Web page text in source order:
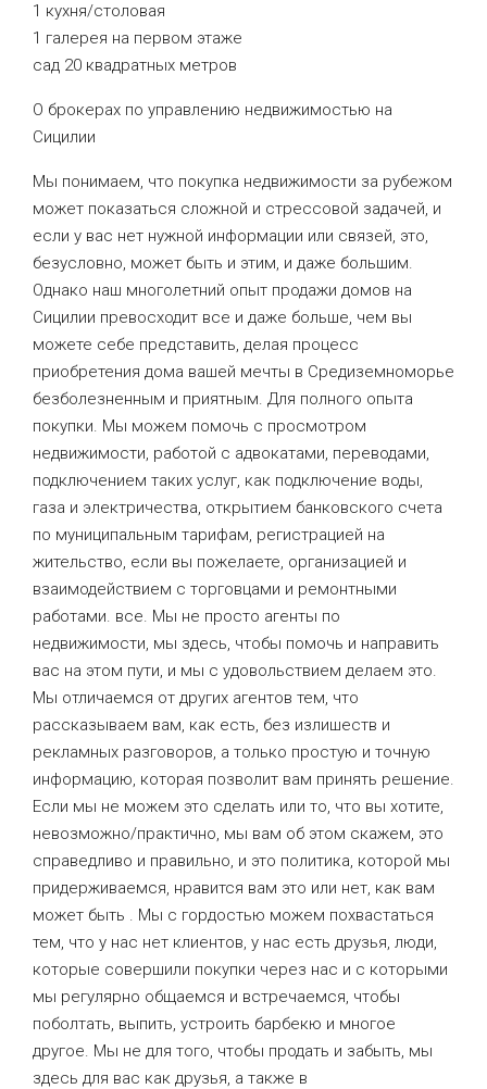
1 кухня/столовая
1 галерея на первом этаже
сад 20 квадратных метров
О брокерах по управлению недвижимостью на
Сицилии
Мы понимаем, что покупка недвижимости за рубежом
может показаться сложной и стрессовой задачей, и
если у вас нет нужной информации или связей, это,
безусловно, может быть и этим, и даже большим.
Однако наш многолетний опыт продажи домов на
Сицилии превосходит все и даже больше, чем вы
можете себе представить, делая процесс
приобретения дома вашей мечты в Средиземноморье
безболезненным и приятным. Для полного опыта
покупки. Мы можем помочь с просмотром
недвижимости, работой с адвокатами, переводами,
подключением таких услуг, как подключение воды,
газа и электричества, открытием банковского счета
по муниципальным тарифам, регистрацией на
жительство, если вы пожелаете, организацией и
взаимодействием с торговцами и ремонтными
работами. все. Мы не просто агенты по
недвижимости, мы здесь, чтобы помочь и направить
вас на этом пути, и мы с удовольствием делаем это.
Мы отличаемся от других агентов тем, что
рассказываем вам, как есть, без излишеств и
рекламных разговоров, а только простую и точную
информацию, которая позволит вам принять решение.
Если мы не можем это сделать или то, что вы хотите,
невозможно/практично, мы вам об этом скажем, это
справедливо и правильно, и это политика, которой мы
придерживаемся, нравится вам это или нет, как вам
может быть . Мы с гордостью можем похвастаться
тем, что у нас нет клиентов, у нас есть друзья, люди,
которые совершили покупки через нас и с которыми
мы регулярно общаемся и встречаемся, чтобы
поболтать, выпить, устроить барбекю и многое
другое. Мы не для того, чтобы продать и забыть, мы
здесь для вас как друзья, а также в